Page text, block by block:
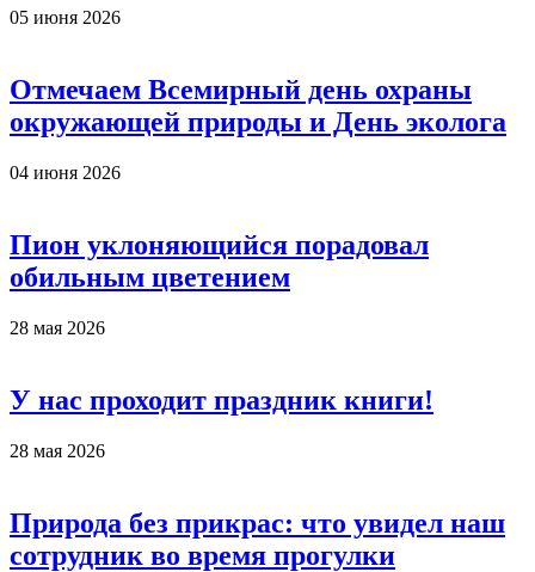
05 июня 2026
Отмечаем Всемирный день охраны
окружающей природы и День эколога
04 июня 2026
Пион уклоняющийся порадовал
обильным цветением
28 мая 2026
У нас проходит праздник книги!
28 мая 2026
Природа без прикрас: что увидел наш
сотрудник во время прогулки